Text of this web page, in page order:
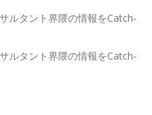
ルタント界隈の情報をCatch-
ルタント界隈の情報をCatch-